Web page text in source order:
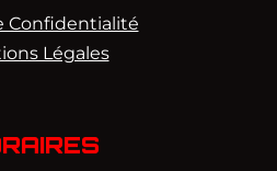
Confidentialité
Légales